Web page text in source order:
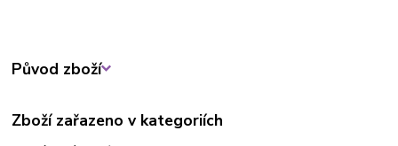
Původ zboží
Zboží zařazeno v kategoriích